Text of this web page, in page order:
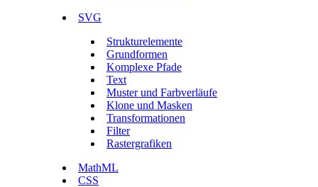
SVG
Strukturelemente
Grundformen
Komplexe Pfade
Text
Muster und Farbverläufe
Klone und Masken
Transformationen
Filter
Rastergrafiken
MathML
CSS